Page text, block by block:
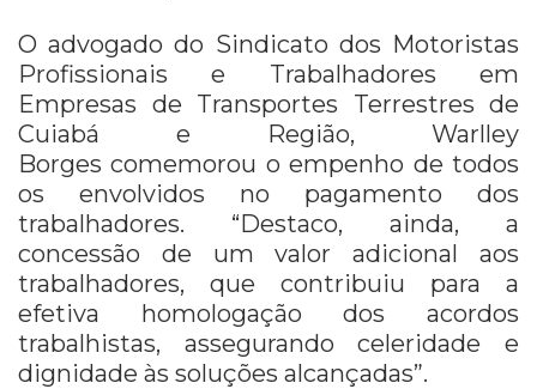
O advogado do Sindicato dos Motoristas
Profissionais e Trabalhadores em
Empresas de Transportes Terrestres de
Cuiabá e Região, Warlley
Borges comemorou o empenho de todos
os envolvidos no pagamento dos
trabalhadores. “Destaco, ainda, a
concessão de um valor adicional aos
trabalhadores, que contribuiu para a
efetiva homologação dos acordos
trabalhistas, assegurando celeridade e
dignidade às soluções alcançadas”.